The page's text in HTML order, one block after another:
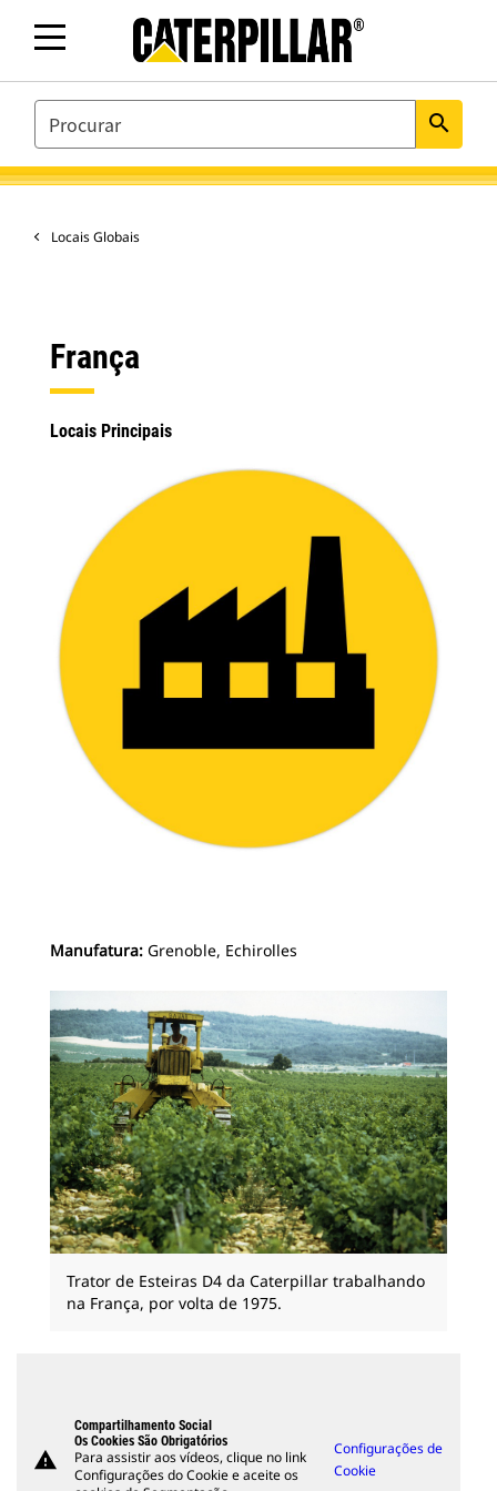
SEARCH search
Locais Globais
França
Locais Principais
Manufatura: Grenoble, Echirolles
Trator de Esteiras D4 da Caterpillar trabalhando
na França, por volta de 1975.
warning
Compartilhamento Social
Os Cookies São Obrigatórios
Para assistir aos vídeos, clique no link
Configurações do Cookie e aceite os
Configurações de
Cookie